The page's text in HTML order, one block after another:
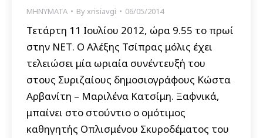
ΜΗΝΥΜΑΤΑ Byxrisiavgi 06/05/2014
Τετάρτη 11 Ιουλίου 2012, ώρα 9.55 το πρωί
στην ΝΕΤ. Ο Αλέξης Τσίπρας μόλις έχει
τελειώσει μία ωριαία συνέντευξή του
στους Συριζαίους δημοσιογράφους Κώστα
Αρβανίτη – Μαριλένα Κατσίμη. Ξαφνικά,
μπαίνει στο στούντιο ο ομότιμος
καθηγητής Οπλισμένου Σκυροδέματος του